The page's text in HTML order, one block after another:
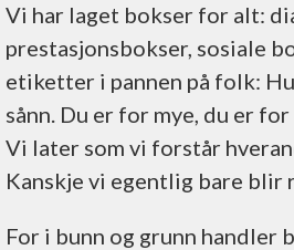
Vi har laget bokser for alt:
prestasjonsbokser, sosiale
etiketter i pannen på folk:
sånn. Du er for mye, du er
Vi later som vi forstår
Kanskje vi egentlig bare blir
For i bunn og grunn handler